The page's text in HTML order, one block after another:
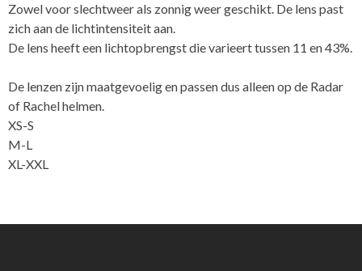
Zowel voor slechtweer als zonnig weer geschikt. De lens past
zich aan de lichtintensiteit aan.
De lens heeft een lichtopbrengst die varieert tussen 11 en 43%.
De lenzen zijn maatgevoelig en passen dus alleen op de Radar
of Rachel helmen.
XS-S
M-L
XL-XXL